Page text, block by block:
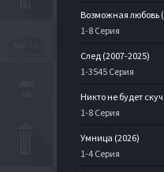
Триллер
Ужасы
Фантастика
Фэнтези
Фильмы 4К
Возможная любовь
1-8 Серия
След (2007-2025)
1-3545 Серия
Никто не будет
1-8 Серия
Умница (2026)
1-4 Серия